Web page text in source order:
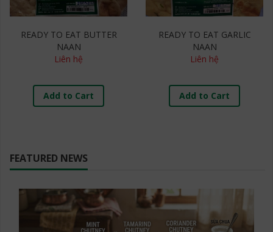
READY TO EAT BUTTER
NAAN
Liên hệ
Add to Cart
READY TO EAT GARLIC
NAAN
Liên hệ
Add to Cart
FEATURED NEWS